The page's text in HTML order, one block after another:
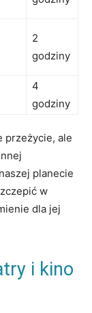
2
godziny
4
godziny
przeżycie, ale
planecie
w
dla jej
i kino